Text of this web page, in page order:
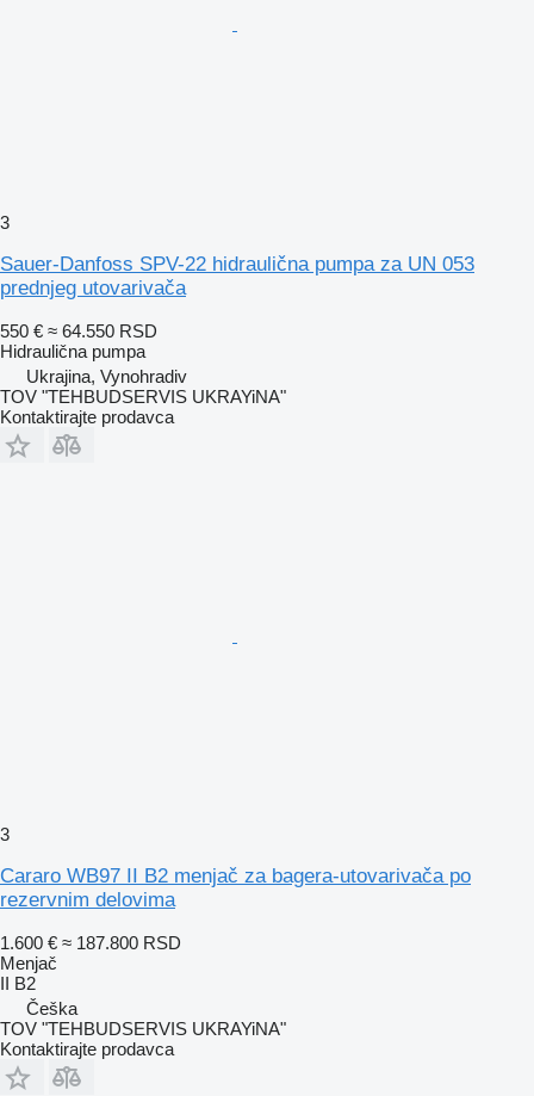
3
Sauer-Danfoss SPV-22 hidraulična pumpa za UN 053
prednjeg utovarivača
550 € ≈ 64.550 RSD
Hidraulična pumpa
Ukrajina, Vynohradiv
TOV "TEHBUDSERVIS UKRAYiNA"
Kontaktirajte prodavca
3
Cararo WB97 II B2 menjač za bagera-utovarivača po
rezervnim delovima
1.600 € ≈ 187.800 RSD
Menjač
II B2
Češka
TOV "TEHBUDSERVIS UKRAYiNA"
Kontaktirajte prodavca